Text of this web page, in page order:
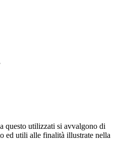
questo utilizzati si avvalgono di
ed utili alle finalità illustrate nella